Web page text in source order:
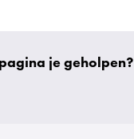
je geholpen?